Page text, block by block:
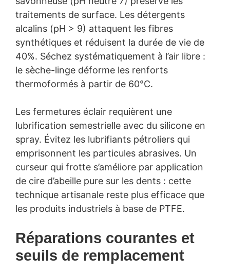
traitements de surface. Les détergents
alcalins (pH > 9) attaquent les fibres
synthétiques et réduisent la durée de vie de
40%. Séchez systématiquement à l’air libre :
le sèche-linge déforme les renforts
thermoformés à partir de 60°C.
Les fermetures éclair requièrent une
lubrification semestrielle avec du silicone en
spray. Évitez les lubrifiants pétroliers qui
emprisonnent les particules abrasives. Un
curseur qui frotte s’améliore par application
de cire d’abeille pure sur les dents : cette
technique artisanale reste plus efficace que
les produits industriels à base de PTFE.
Réparations courantes et
seuils de remplacement